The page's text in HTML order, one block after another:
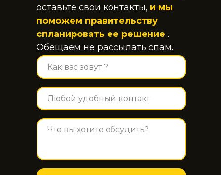
оставьте свои контакты, и мы
поможем правительству
спланировать ее решение .
Обещаем не рассылать спам.